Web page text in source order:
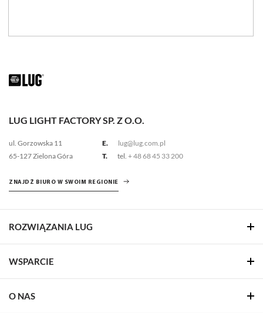
LUG LIGHT FACTORY SP. Z O.O.
ul. Gorzowska 11
65-127 Zielona Góra
E.
lug@lug.com.pl
T.
tel. + 48 68 45 33 200
ZNAJDŹ BIURO W SWOIM REGIONIE
ROZWIĄZANIA LUG
WSPARCIE
O NAS